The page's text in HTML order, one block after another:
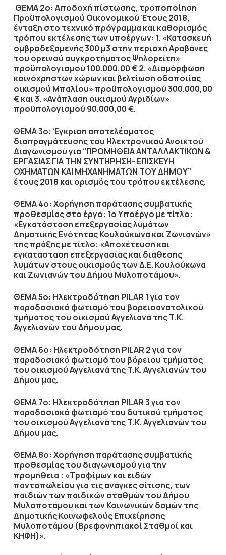
ΘΕΜΑ 2ο: Αποδοχή πίστωσης, τροποποίηση
Προϋπολογισμού Οικονομικού Έτους 2018,
ένταξη στο τεχνικό πρόγραμμα και καθορισμός
τρόπου εκτέλεσης των υποέργων: 1. «Κατασκευή
ομβροδεξαμενής 300 μ3 στην περιοχή Αραβάνες
του ορεινού συγκροτήματος Ψηλορείτη»
προϋπολογισμού 100.000,00 € 2. «Διαμόρφωση
κοινόχρηστων χώρων και βελτίωση οδοποιίας
οικισμού Μπαλίου» προϋπολογισμού 300.000,00
€ και 3. «Ανάπλαση οικισμού Αγριδίων»
προϋπολογισμού 90.000,00 €.
ΘΕΜΑ 3ο: Έγκριση αποτελέσματος
διαπραγμάτευσης του Ηλεκτρονικού Ανοικτού
Διαγωνισμού για “ΠΡΟΜΗΘΕΙΑ ΑΝΤΑΛΛΑΚΤΙΚΩΝ &
ΕΡΓΑΣΙΑΣ ΓΙΑ ΤΗΝ ΣΥΝΤΗΡΗΣΗ- ΕΠΙΣΚΕΥΗ
ΟΧΗΜΑΤΩΝ ΚΑΙ ΜΗΧΑΝΗΜΑΤΩΝ ΤΟΥ ΔΗΜΟΥ”
έτους 2018 και ορισμός του τρόπου εκτέλεσης.
ΘΕΜΑ 4ο: Χορήγηση παράτασης συμβατικής
προθεσμίας στο έργο: 1ο Yποέργο με τίτλο:
«Εγκατάσταση επεξεργασίας λυμάτων
Δημοτικής Ενότητας Κουλούκωνα και Ζωνιανών»
της πράξης με τίτλο: «Αποχέτευση και
εγκατάσταση επεξεργασίας και διάθεσης
λυμάτων στους οικισμούς των Δ.Ε. Κουλούκωνα
και Ζωνιανών του Δήμου Μυλοποτάμου».
ΘΕΜΑ 5ο: Ηλεκτροδότηση PILAR 1 για τον
παραδοσιακό φωτισμό του βορειοανατολικού
τμήματος του οικισμού Αγγελιανά της Τ.Κ.
Αγγελιανών του Δήμου μας.
ΘΕΜΑ 6ο: Ηλεκτροδότηση PILAR 2 για τον
παραδοσιακό φωτισμό του βόρειου τμήματος
του οικισμού Αγγελιανά της Τ.Κ. Αγγελιανών του
Δήμου μας.
ΘΕΜΑ 7ο: Ηλεκτροδότηση PILAR 3 για τον
παραδοσιακό φωτισμό του δυτικού τμήματος
του οικισμού Αγγελιανά της Τ.Κ. Αγγελιανών του
Δήμου μας.
ΘΕΜΑ 8ο: Χορήγηση παράτασης συμβατικής
προθεσμίας του διαγωνισμού για την
προμήθεια : «Τροφίμων και ειδών
παντοπωλείου για τις ανάγκες σίτισης, των
παιδιών των παιδικών σταθμών του Δήμου
Μυλοποτάμου και των Κοινωνικών δομών της
Δημοτικής Κοινωφελούς Επιχείρησης
Μυλοποτάμου (Βρεφονηπιακοί Σταθμοί και
ΚΗΦΗ)».